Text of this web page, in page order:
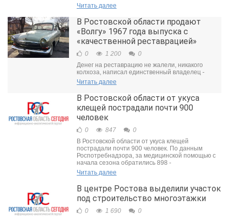
Читать далее
В Ростовской области продают
«Волгу» 1967 года выпуска с
«качественной реставрацией»
0 1 200
0
Денег на реставрацию не жалели, никакого
колхоза, написал единственный владелец -
Читать далее
В Ростовской области от укуса
клещей пострадали почти 900
человек
0 847
0
В Ростовской области от укуса клещей
пострадали почти 900 человек. По данным
Роспотребнадзора, за медицинской помощью с
начала сезона обратились 898 -
Читать далее
В центре Ростова выделили участок
под строительство многоэтажки
0 1 690
0